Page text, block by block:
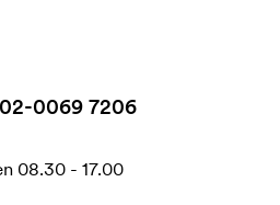
02-0069 7206
08.30 - 17.00